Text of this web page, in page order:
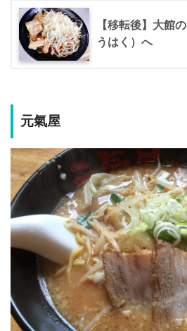
【移転後】大館
うはく）へ
元氣屋